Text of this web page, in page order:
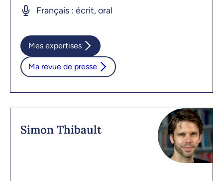
Français : écrit, oral
Mes expertises
Ma revue de presse
Simon Thibault